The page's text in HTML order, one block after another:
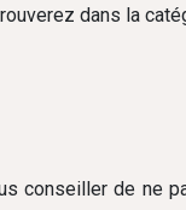
dans la
conseiller de ne